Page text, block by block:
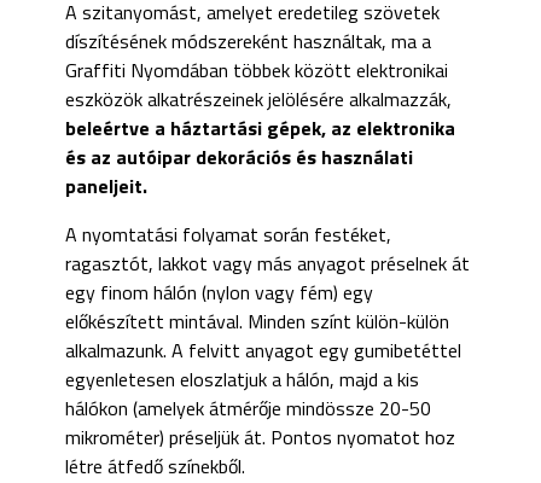
A szitanyomást, amelyet eredetileg szövetek
díszítésének módszereként használtak, ma a
Graffiti Nyomdában többek között elektronikai
eszközök alkatrészeinek jelölésére alkalmazzák,
beleértve a háztartási gépek, az elektronika
és az autóipar dekorációs és használati
paneljeit.
A nyomtatási folyamat során festéket,
ragasztót, lakkot vagy más anyagot préselnek át
egy finom hálón (nylon vagy fém) egy
előkészített mintával. Minden színt külön-külön
alkalmazunk. A felvitt anyagot egy gumibetéttel
egyenletesen eloszlatjuk a hálón, majd a kis
hálókon (amelyek átmérője mindössze 20-50
mikrométer) préseljük át. Pontos nyomatot hoz
létre átfedő színekből.